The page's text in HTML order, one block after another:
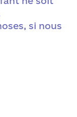
si nous